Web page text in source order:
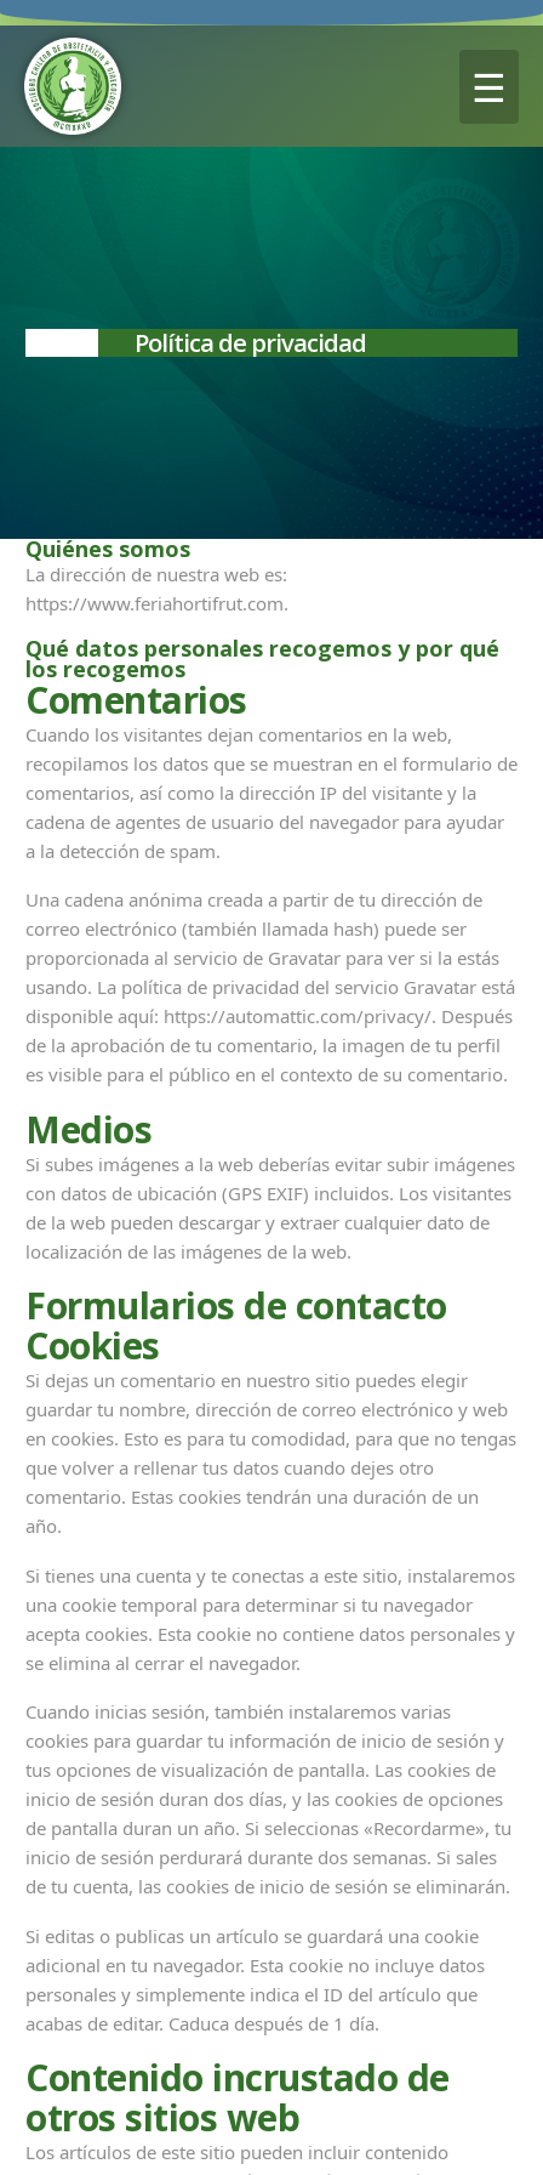
☰
Política de privacidad
Quiénes somos
La dirección de nuestra web es:
https://www.feriahortifrut.com.
Qué datos personales recogemos y por qué
los recogemos
Comentarios
Cuando los visitantes dejan comentarios en la web,
recopilamos los datos que se muestran en el formulario de
comentarios, así como la dirección IP del visitante y la
cadena de agentes de usuario del navegador para ayudar
a la detección de spam.
Una cadena anónima creada a partir de tu dirección de
correo electrónico (también llamada hash) puede ser
proporcionada al servicio de Gravatar para ver si la estás
usando. La política de privacidad del servicio Gravatar está
disponible aquí: https://automattic.com/privacy/. Después
de la aprobación de tu comentario, la imagen de tu perfil
es visible para el público en el contexto de su comentario.
Medios
Si subes imágenes a la web deberías evitar subir imágenes
con datos de ubicación (GPS EXIF) incluidos. Los visitantes
de la web pueden descargar y extraer cualquier dato de
localización de las imágenes de la web.
Formularios de contacto
Cookies
Si dejas un comentario en nuestro sitio puedes elegir
guardar tu nombre, dirección de correo electrónico y web
en cookies. Esto es para tu comodidad, para que no tengas
que volver a rellenar tus datos cuando dejes otro
comentario. Estas cookies tendrán una duración de un
año.
Si tienes una cuenta y te conectas a este sitio, instalaremos
una cookie temporal para determinar si tu navegador
acepta cookies. Esta cookie no contiene datos personales y
se elimina al cerrar el navegador.
Cuando inicias sesión, también instalaremos varias
cookies para guardar tu información de inicio de sesión y
tus opciones de visualización de pantalla. Las cookies de
inicio de sesión duran dos días, y las cookies de opciones
de pantalla duran un año. Si seleccionas «Recordarme», tu
inicio de sesión perdurará durante dos semanas. Si sales
de tu cuenta, las cookies de inicio de sesión se eliminarán.
Si editas o publicas un artículo se guardará una cookie
adicional en tu navegador. Esta cookie no incluye datos
personales y simplemente indica el ID del artículo que
acabas de editar. Caduca después de 1 día.
Contenido incrustado de
otros sitios web
Los artículos de este sitio pueden incluir contenido